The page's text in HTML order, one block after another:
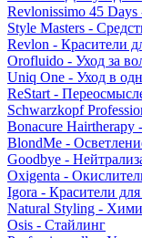
Revlonissimo 45
Style Masters -
Revlon - Красители
Orofluido - Уход за
Uniq One - Уход в
ReStart -
Schwarzkopf
Bonacure Hairtherapy
BlondMe -
Goodbye -
Oxigenta -
Igora - Красители
Natural Styling -
Osis - Стайлинг